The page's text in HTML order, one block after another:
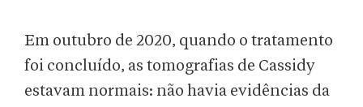
Em outubro de 2020, quando o tratamento
foi concluído, as tomografias de Cassidy
estavam normais: não havia evidências da